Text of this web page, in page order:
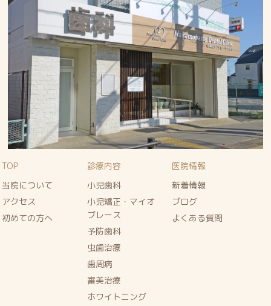
TOP
当院について
アクセス
初めての方へ
診療内容
小児歯科
小児矯正・マイオ
ブレース
予防歯科
虫歯治療
歯周病
審美治療
ホワイトニング
医院情報
新着情報
ブログ
よくある質問